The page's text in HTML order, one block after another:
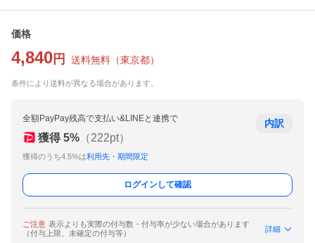
価格
4,840 円 送料無料 （東京都）
条件により送料が異なる場合があります。
全額PayPay残高で支払い&LINEと連携で
獲得 5% （222pt）
獲得のうち4.5%は利用先・期間限定
内訳
ログインして確認
ご注意 表示よりも実際の付与数・付与率が少ない場合があります
（付与上限、未確定の付与等）
詳細